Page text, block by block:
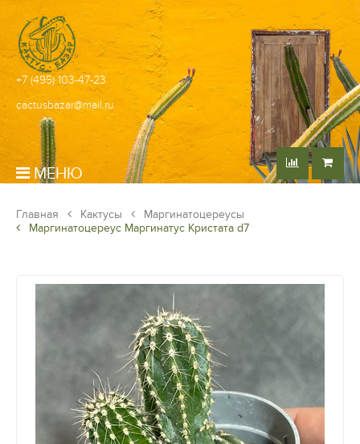
+7 (495) 103-47-23
cactusbazar@mail.ru
МЕНЮ
Главная Кактусы
Маргинатоцереусы
Маргинатоцереус Маргинатус Кристата d7